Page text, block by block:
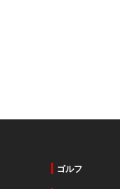
ゴルフ